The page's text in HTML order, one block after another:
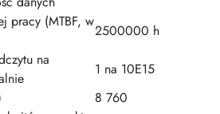
pracy (MTBF, w
2500000 h
na
1 na 10E15
8 760